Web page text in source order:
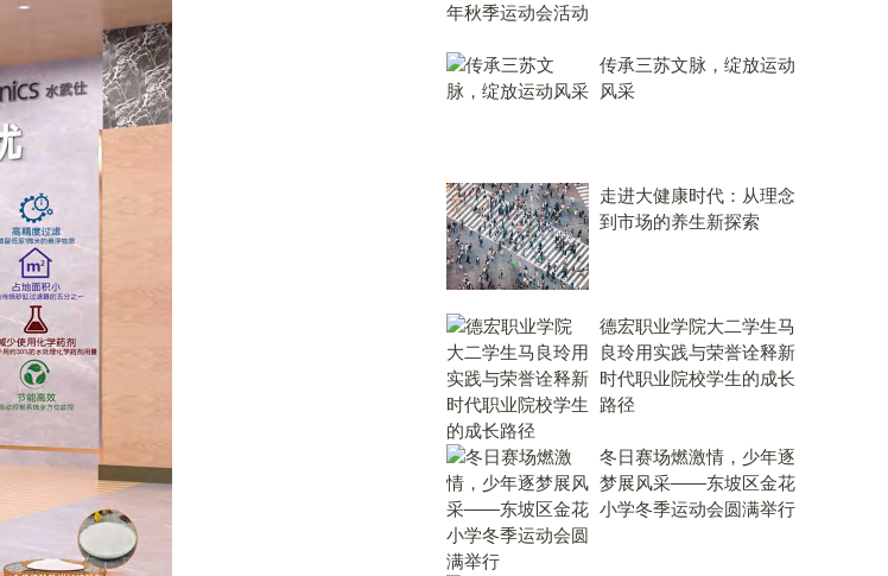
传承三苏文脉，绽放运动
风采
走进大健康时代：从理念
到市场的养生新探索
德宏职业学院大二学生马
良玲用实践与荣誉诠释新
时代职业院校学生的成长
路径
冬日赛场燃激情，少年逐
梦展风采——东坡区金花
小学冬季运动会圆满举行